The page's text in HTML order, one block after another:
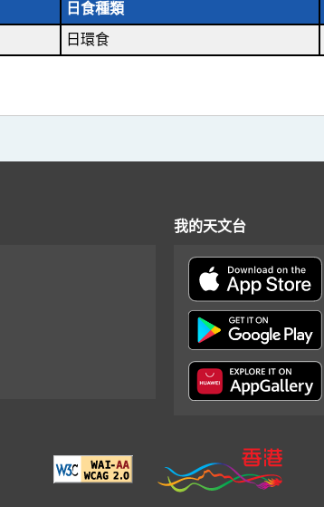
日食種類
日環食
我的天文台